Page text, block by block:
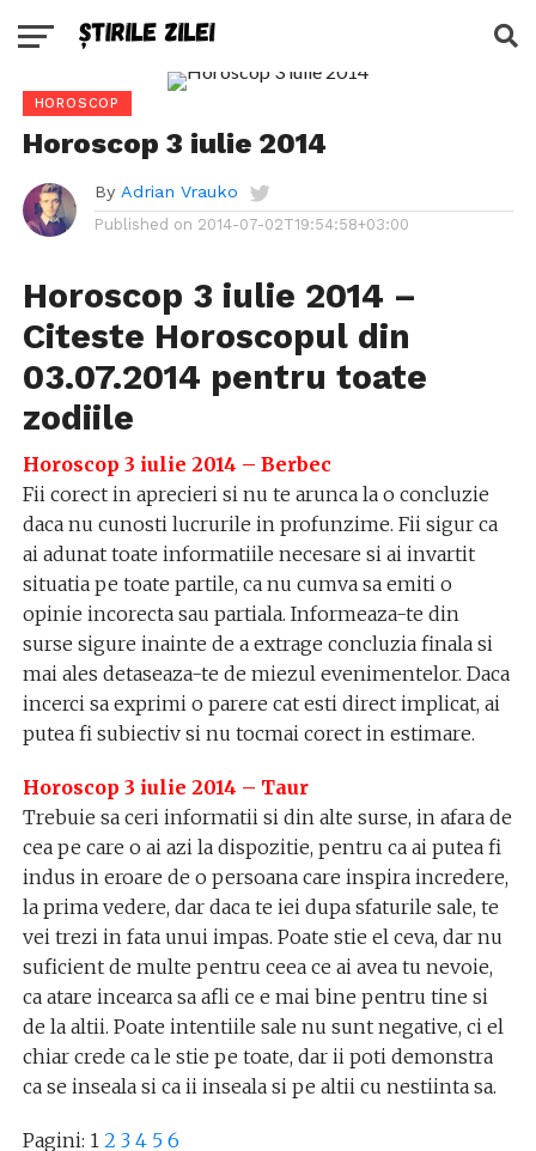
HOROSCOP
Horoscop 3 iulie 2014
By Adrian Vrauko
Published on 2014-07-02T19:54:58+03:00
Horoscop 3 iulie 2014 –
Citeste Horoscopul din
03.07.2014 pentru toate
zodiile
Horoscop 3 iulie 2014 – Berbec
Fii corect in aprecieri si nu te arunca la o concluzie
daca nu cunosti lucrurile in profunzime. Fii sigur ca
ai adunat toate informatiile necesare si ai invartit
situatia pe toate partile, ca nu cumva sa emiti o
opinie incorecta sau partiala. Informeaza-te din
surse sigure inainte de a extrage concluzia finala si
mai ales detaseaza-te de miezul evenimentelor. Daca
incerci sa exprimi o parere cat esti direct implicat, ai
putea fi subiectiv si nu tocmai corect in estimare.
Horoscop 3 iulie 2014 – Taur
Trebuie sa ceri informatii si din alte surse, in afara de
cea pe care o ai azi la dispozitie, pentru ca ai putea fi
indus in eroare de o persoana care inspira incredere,
la prima vedere, dar daca te iei dupa sfaturile sale, te
vei trezi in fata unui impas. Poate stie el ceva, dar nu
suficient de multe pentru ceea ce ai avea tu nevoie,
ca atare incearca sa afli ce e mai bine pentru tine si
de la altii. Poate intentiile sale nu sunt negative, ci el
chiar crede ca le stie pe toate, dar ii poti demonstra
ca se inseala si ca ii inseala si pe altii cu nestiinta sa.
Pagini: 1 2 3 4 5 6